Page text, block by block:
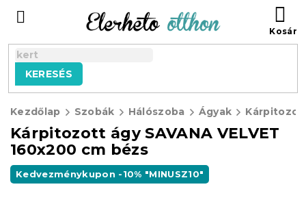
tartalomhoz
KERESÉS
Kezdőlap Szobák Hálószoba Ágyak
Kárpitozott ágy SAVANA VELVET
160x200 cm bézs
Kedvezménykupon -10% "MINUSZ10"